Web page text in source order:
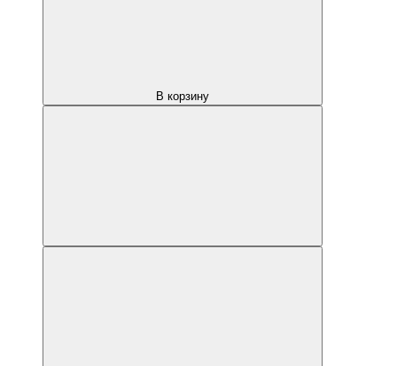
В корзину